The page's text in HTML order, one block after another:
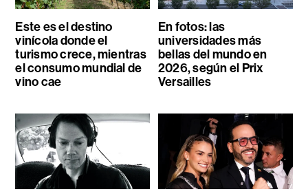
Este es el destino
vinícola donde el
turismo crece, mientras
el consumo mundial de
vino cae
En fotos: las
universidades más
bellas del mundo en
2026, según el Prix
Versailles